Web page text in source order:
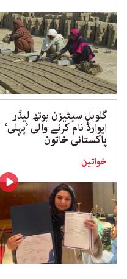
گلوبل سیٹیزن یوتھ لیڈر
ایوارڈ نام کرنے والی ’پہلی‘
پاکستانی خاتون
خواتین